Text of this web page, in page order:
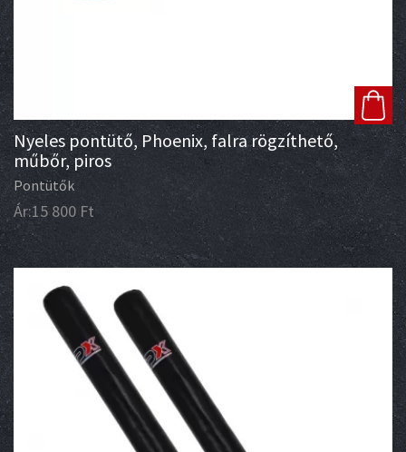
Nyeles pontütő, Phoenix, falra rögzíthető,
műbőr, piros
Pontütők
Ár:15 800Ft